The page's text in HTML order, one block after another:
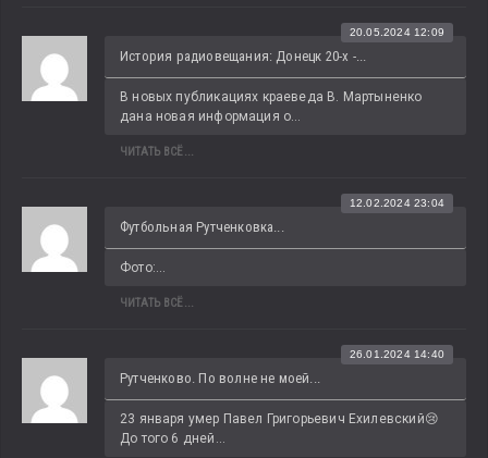
История радиовещания: Донецк 20-х -...
20.05.2024 12:09
В новых публикациях краеведа В. Мартыненко
дана новая информация о...
ЧИТАТЬ ВСЁ...
Футбольная Рутченковка...
12.02.2024 23:04
Фото:...
ЧИТАТЬ ВСЁ...
Рутченково. По волне не моей...
26.01.2024 14:40
23 января умер Павел Григорьевич Ехилевский😢
До того 6 дней...